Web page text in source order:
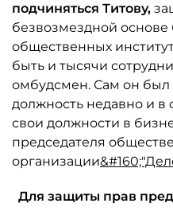
подчиняться Титову,
безвозмездной основе
общественных
быть и тысячи
омбудсмен. Сам он был
должность недавно и в
свои должности в
председателя
организации
Для защиты прав